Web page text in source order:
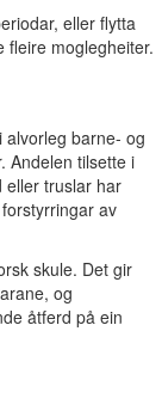
eller flytta
fleire moglegheiter.
alvorleg barne- og
Andelen tilsette i
eller truslar har
av
skule. Det gir
og
åtferd på ein